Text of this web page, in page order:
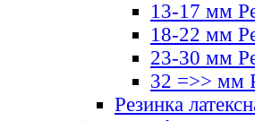
13-17 мм
18-22 мм
23-30 мм
32 =>> мм
Резинка